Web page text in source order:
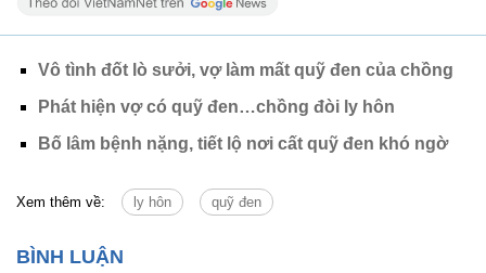
Vô tình đốt lò sưởi, vợ làm mất quỹ đen của chồng
Phát hiện vợ có quỹ đen…chồng đòi ly hôn
Bố lâm bệnh nặng, tiết lộ nơi cất quỹ đen khó ngờ
Xem thêm về: ly hôn quỹ đen